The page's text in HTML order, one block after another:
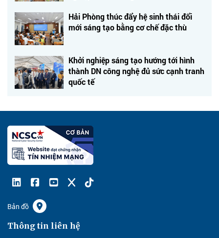
Hải Phòng thúc đẩy hệ sinh thái đổi
mới sáng tạo bằng cơ chế đặc thù
Khởi nghiệp sáng tạo hướng tới hình
thành DN công nghệ đủ sức cạnh tranh
quốc tế
Bản đồ
Thông tin liên hệ